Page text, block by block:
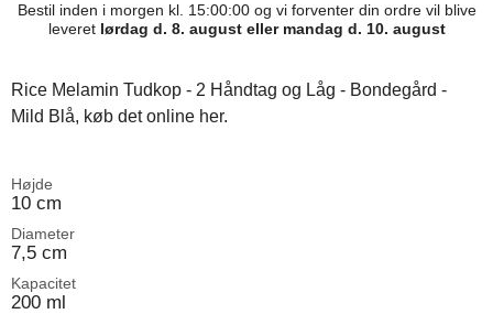
Bestil inden i morgen kl. 15:00:00 og vi forventer din ordre vil blive
leveret lørdag d. 8. august eller mandag d. 10. august
Rice Melamin Tudkop - 2 Håndtag og Låg - Bondegård -
Mild Blå, køb det online her.
Højde
10 cm
Diameter
7,5 cm
Kapacitet
200 ml